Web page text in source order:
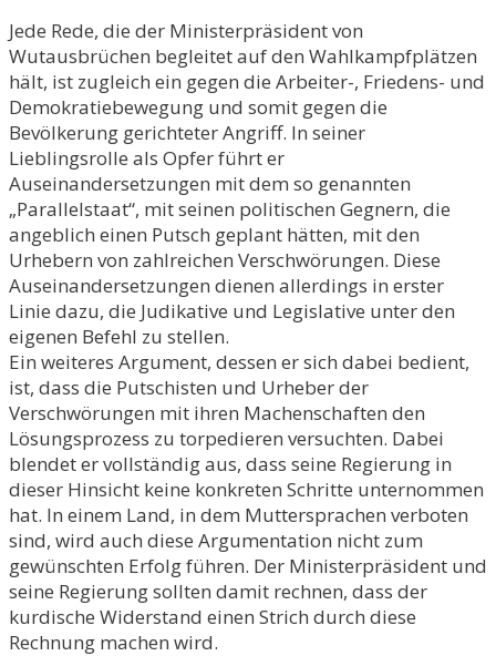
Jede Rede, die der Ministerpräsident von
Wutausbrüchen begleitet auf den Wahlkampfplätzen
hält, ist zugleich ein gegen die Arbeiter-, Friedens- und
Demokratiebewegung und somit gegen die
Bevölkerung gerichteter Angriff. In seiner
Lieblingsrolle als Opfer führt er
Auseinandersetzungen mit dem so genannten
„Parallelstaat“, mit seinen politischen Gegnern, die
angeblich einen Putsch geplant hätten, mit den
Urhebern von zahlreichen Verschwörungen. Diese
Auseinandersetzungen dienen allerdings in erster
Linie dazu, die Judikative und Legislative unter den
eigenen Befehl zu stellen.
Ein weiteres Argument, dessen er sich dabei bedient,
ist, dass die Putschisten und Urheber der
Verschwörungen mit ihren Machenschaften den
Lösungsprozess zu torpedieren versuchten. Dabei
blendet er vollständig aus, dass seine Regierung in
dieser Hinsicht keine konkreten Schritte unternommen
hat. In einem Land, in dem Muttersprachen verboten
sind, wird auch diese Argumentation nicht zum
gewünschten Erfolg führen. Der Ministerpräsident und
seine Regierung sollten damit rechnen, dass der
kurdische Widerstand einen Strich durch diese
Rechnung machen wird.